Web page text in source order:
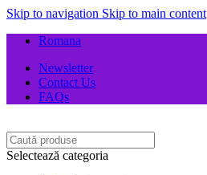
Skip to navigation Skip to main content
Romana
Newsletter
Contact Us
FAQs
Selectează categoria